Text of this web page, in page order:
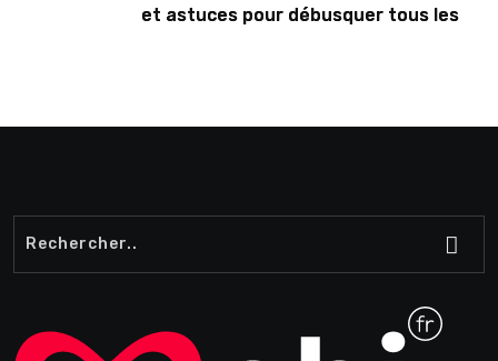
et astuces pour débusquer tous les